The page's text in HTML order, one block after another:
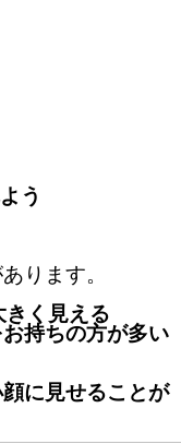
う
ります。
く見える
持ちの方が多い
に見せることが